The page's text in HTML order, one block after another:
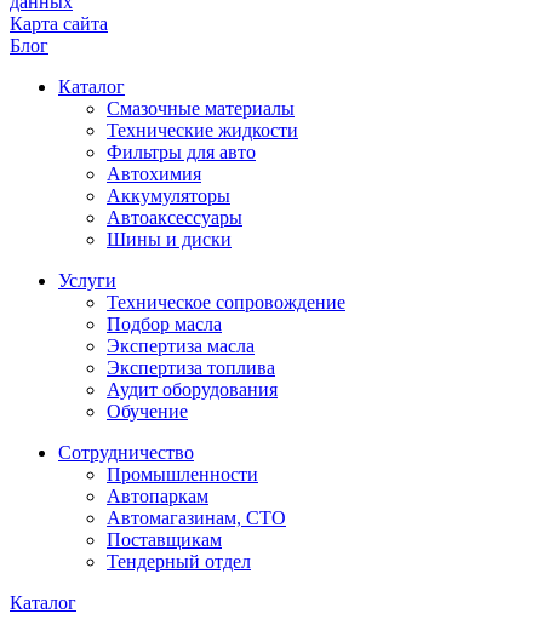
Карта сайта
Блог
Каталог
Смазочные материалы
Технические жидкости
Фильтры для авто
Автохимия
Аккумуляторы
Автоаксессуары
Шины и диски
Услуги
Техническое сопровождение
Подбор масла
Экспертиза масла
Экспертиза топлива
Аудит оборудования
Обучение
Сотрудничество
Промышленности
Автопаркам
Автомагазинам, СТО
Поставщикам
Тендерный отдел
Каталог